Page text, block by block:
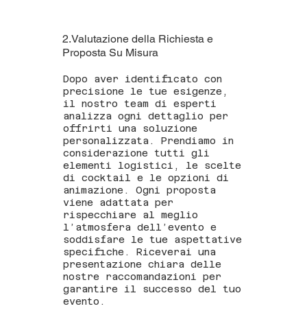
2.Valutazione della Richiesta e
Proposta Su Misura
Dopo aver identificato con
precisione le tue esigenze,
il nostro team di esperti
analizza ogni dettaglio per
offrirti una soluzione
personalizzata. Prendiamo in
considerazione tutti gli
elementi logistici, le scelte
di cocktail e le opzioni di
animazione. Ogni proposta
viene adattata per
rispecchiare al meglio
l’atmosfera dell’evento e
soddisfare le tue aspettative
specifiche. Riceverai una
presentazione chiara delle
nostre raccomandazioni per
garantire il successo del tuo
evento.